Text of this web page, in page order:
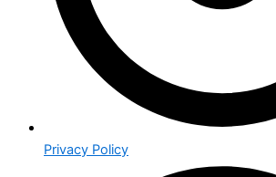
Privacy Policy